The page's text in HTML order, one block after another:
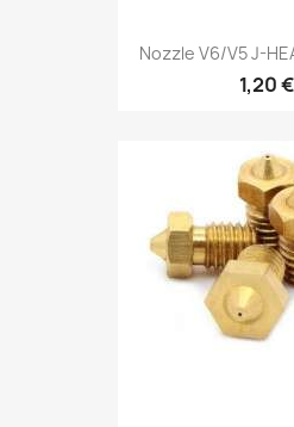
Nozzle V6/V5 J-
1,20 €